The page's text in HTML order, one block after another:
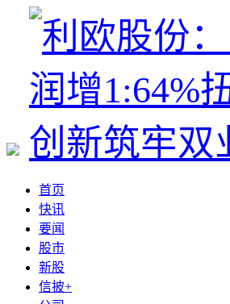
首页
快讯
要闻
股市
新股
信披+